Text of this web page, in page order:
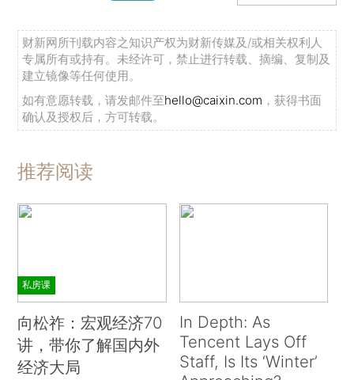
财新网所刊载内容之知识产权为财新传媒及/或相关权利人
专属所有或持有。未经许可，禁止进行转载、摘编、复制及
建立镜像等任何使用。
如有意愿转载，请发邮件至hello@caixin.com ，获得书面
确认及授权后，方可转载。
推荐阅读
私房课
向松祚：宏观经济70
讲，带你了解国内外
经济大局
In Depth: As
Tencent Lays Off
Staff, Is Its ‘Winter’